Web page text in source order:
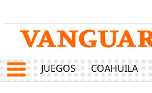
JUEGOS COAHUILA